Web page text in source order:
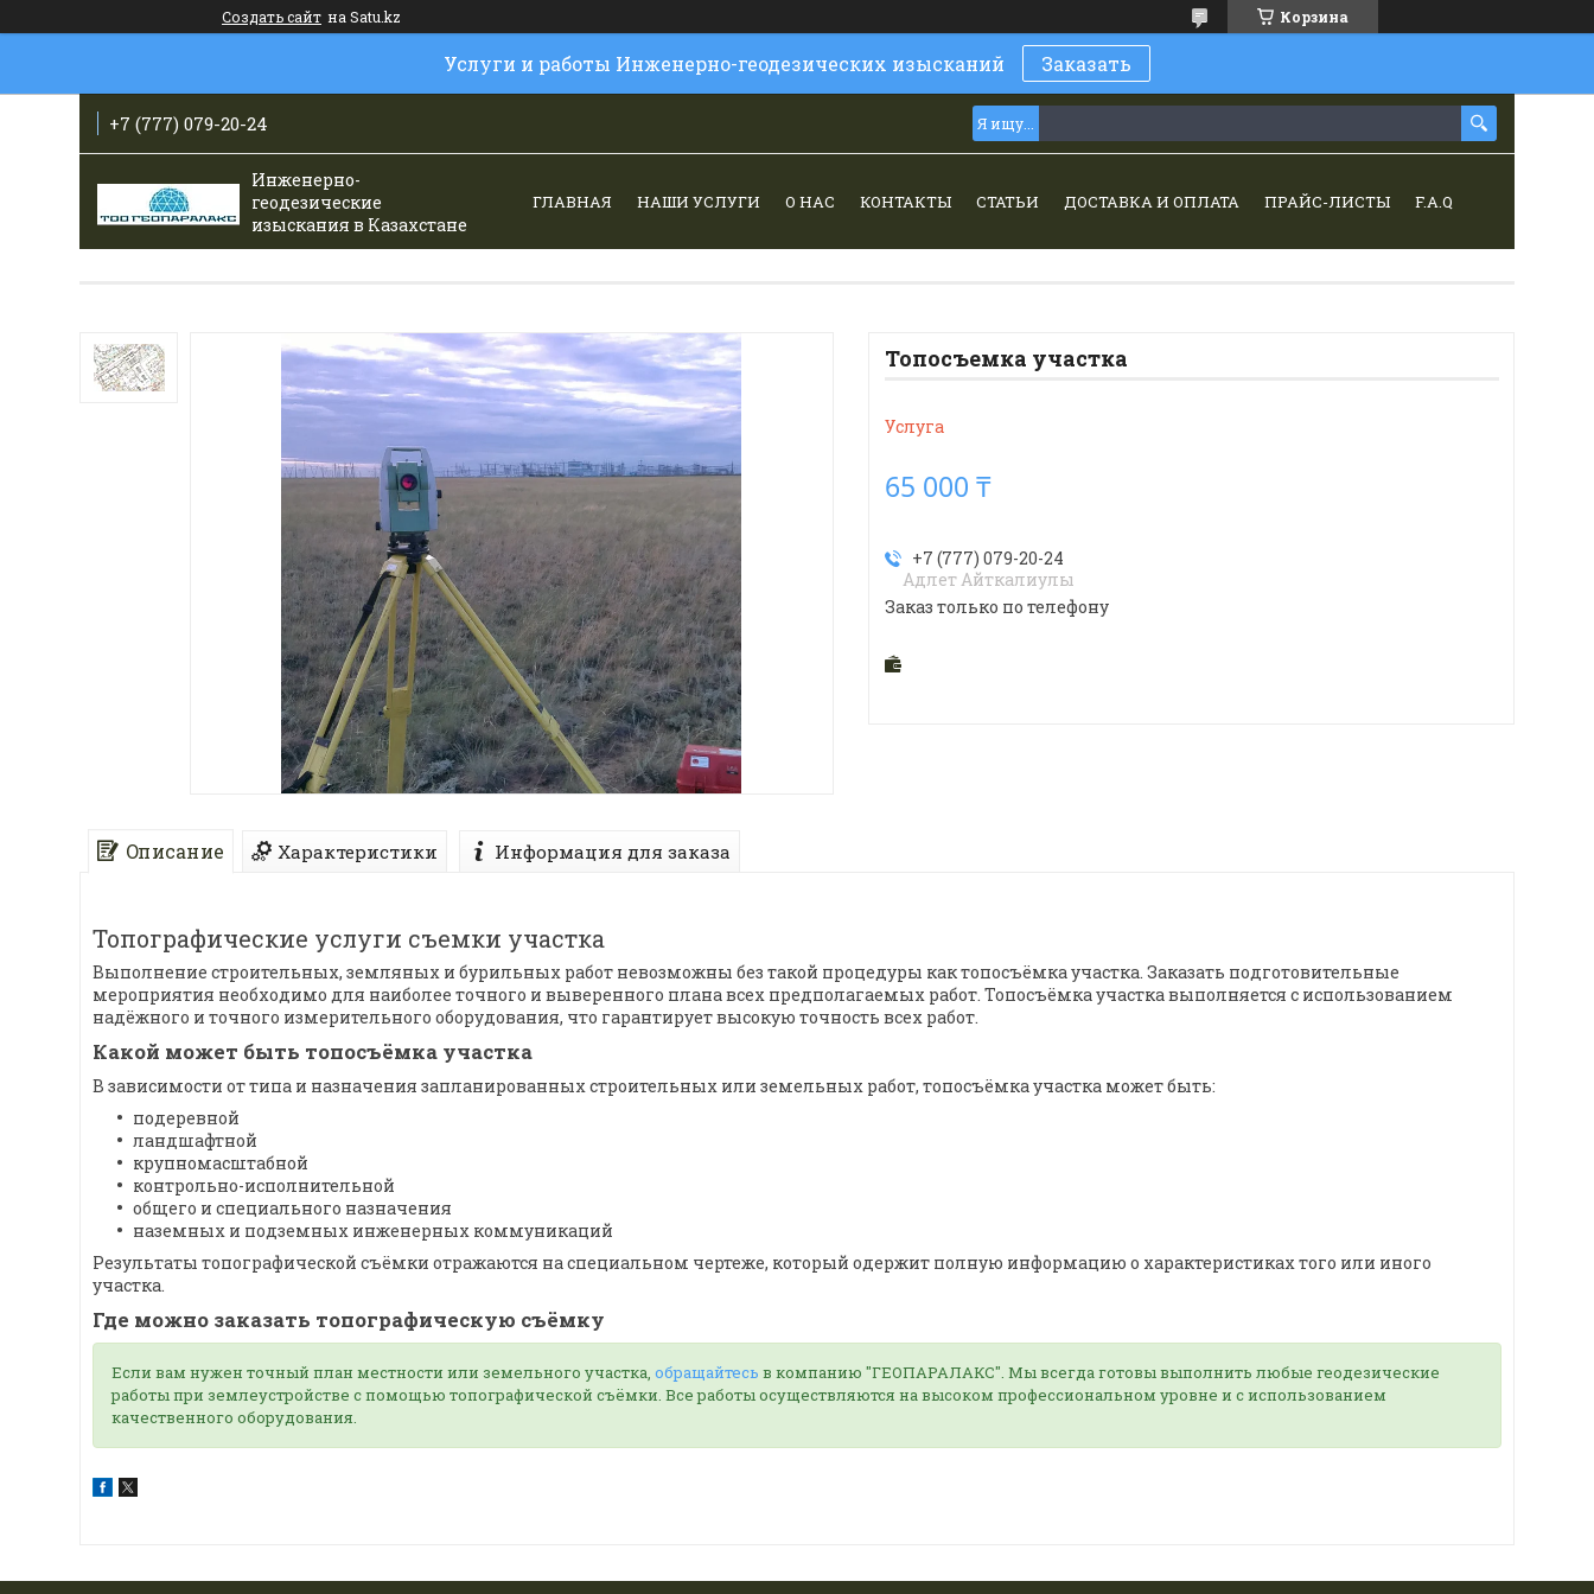
Создать сайт на Satu.kz Корзина
Услуги и работы Инженерно-геодезических изысканий Заказать
+7 (777) 079-20-24
Инженерно-
геодезические
изыскания в Казахстане
ГЛАВНАЯ НАШИ УСЛУГИ О НАС КОНТАКТЫ СТАТЬИ ДОСТАВКА И ОПЛАТА ПРАЙС-ЛИСТЫ F.A.Q
Топосъемка участка
Услуга
65 000 ₸
+7 (777) 079-20-24
Адлет Айткалиулы
Заказ только по телефону
Описание Характеристики Информация для заказа
Топографические услуги съемки участка
Выполнение строительных, земляных и бурильных работ невозможны без такой процедуры как топосъёмка участка. Заказать подготовительные
мероприятия необходимо для наиболее точного и выверенного плана всех предполагаемых работ. Топосъёмка участка выполняется с использованием
надёжного и точного измерительного оборудования, что гарантирует высокую точность всех работ.
Какой может быть топосъёмка участка
В зависимости от типа и назначения запланированных строительных или земельных работ, топосъёмка участка может быть:
подеревной
ландшафтной
крупномасштабной
контрольно-исполнительной
общего и специального назначения
наземных и подземных инженерных коммуникаций
Результаты топографической съёмки отражаются на специальном чертеже, который одержит полную информацию о характеристиках того или иного
участка.
Где можно заказать топографическую съёмку
Если вам нужен точный план местности или земельного участка, обращайтесь в компанию "ГЕОПАРАЛАКС". Мы всегда готовы выполнить любые геодезические
работы при землеустройстве с помощью топографической съёмки. Все работы осуществляются на высоком профессиональном уровне и с использованием
качественного оборудования.